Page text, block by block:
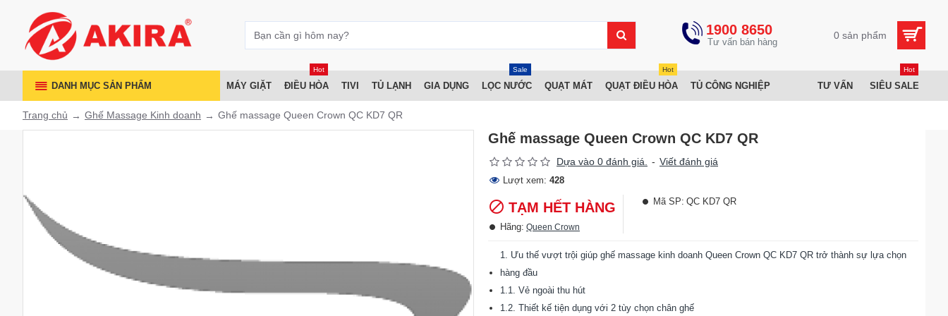
1900 8650 0 sản phẩm
DANH MỤC SẢN PHẨM MÁY GIẶT ĐIỀU HÒA
Hot
TIVI TỦ LẠNH GIA DỤNG LỌC NƯỚC
Sale
QUẠT MÁT QUẠT ĐIỀU HÒA
Hot
TỦ CÔNG NGHIỆP TƯ VẤN SIÊU SALE
Hot
Trang chủ Ghế Massage Kinh doanh Ghế massage Queen Crown QC KD7 QR
Ghế massage Queen Crown QC KD7 QR
Dựa vào 0 đánh giá. - Viết đánh giá
Lượt xem: 428
TẠM HẾT HÀNG
Hãng: Queen Crown
Mã SP: QC KD7 QR
1. Ưu thế vượt trội giúp ghế massage kinh doanh Queen Crown QC KD7 QR trở thành sự lựa chọn
hàng đầu
1.1. Vẻ ngoài thu hút
1.2. Thiết kế tiện dụng với 2 tùy chọn chân ghế